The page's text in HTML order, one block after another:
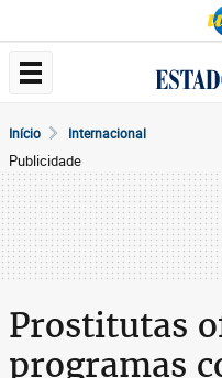
Início Internacional
Publicidade
Prostitutas
programas